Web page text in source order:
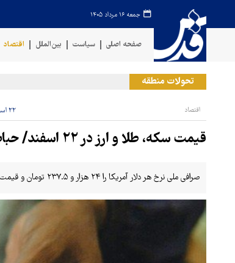
جمعه ۱۶ مرداد ۱۴۰۵
صفحه اصلی سیاست بین‌الملل اقتصاد
تحولات منطقه
اقتصاد ۲۲ اسفند ۱۳۹۹ - ۱۵:۰۶
قیمت سکه، طلا و ارز در ۲۲ اسفند/ حباب سکه ۵۶۸ هزار تومان شد
صرافی ملی نرخ هر دلار آمریکا را ۲۴ هزار و ۲۳۷.۵ تومان و قیمت هر یورو را ۲۸ هزار و ۴۸۲ تومان اعلام کرد.